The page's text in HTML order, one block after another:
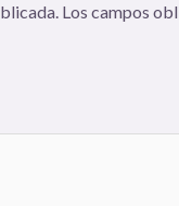
Los campos